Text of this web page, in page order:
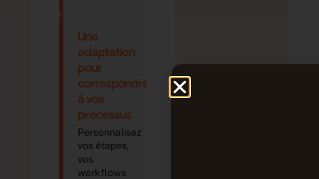
Une
adaptation
pour
correspondre
à vos
processus
Personnalisez
vos étapes,
vos
workflows